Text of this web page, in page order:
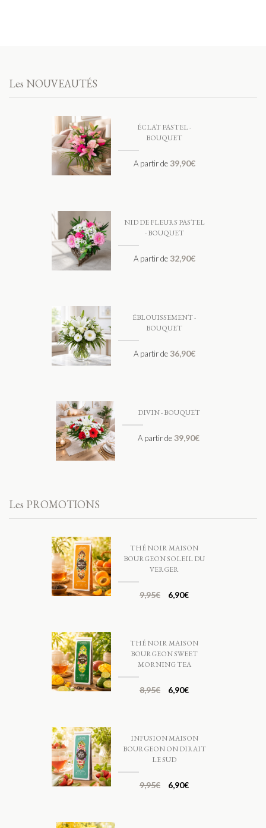
Les NOUVEAUTÉS
ÉCLAT PASTEL -
BOUQUET
A partir de 39,90€
NID DE FLEURS PASTEL
- BOUQUET
A partir de 32,90€
ÉBLOUISSEMENT -
BOUQUET
A partir de 36,90€
DIVIN - BOUQUET
A partir de39,90€
Les PROMOTIONS
THÉ NOIR MAISON
BOURGEON SOLEIL DU
VERGER
9,95€ 6,90€
THÉ NOIR MAISON
BOURGEON SWEET
MORNING TEA
8,95€ 6,90€
INFUSION MAISON
BOURGEON ON DIRAIT
LE SUD
9,95€ 6,90€